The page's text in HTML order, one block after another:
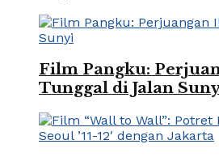
Film Pangku:
Tunggal di Jalan